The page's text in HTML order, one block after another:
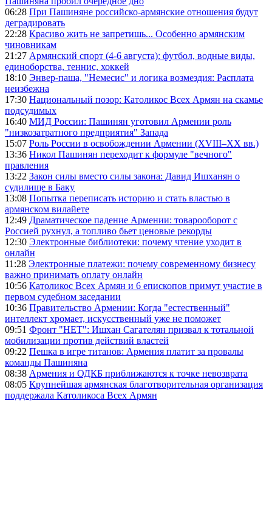
06:28 При Пашиняне российско-армянские отношения будут
деградировать
22:28 Красиво жить не запретишь... Особенно армянским
чиновникам
21:27 Армянский спорт (4-6 августа): футбол, водные виды,
единоборства, теннис, хоккей
18:10 Энвер-паша, "Немесис" и логика возмездия: Расплата
неизбежна
17:30 Национальный позор: Католикос Всех Армян на скамье
подсудимых
16:40 МИД России: Пашинян уготовил Армении роль
"низкозатратного предприятия" Запада
15:07 Роль России в освобождении Армении (XVIII–XX вв.)
13:36 Никол Пашинян переходит к формуле "вечного"
правления
13:22 Закон силы вместо силы закона: Давид Ишханян о
судилище в Баку
13:08 Попытка переписать историю и стать властью в
армянском вилайете
12:49 Драматическое падение Армении: товарооборот с
Россией рухнул, а топливо бьет ценовые рекорды
12:30 Электронные библиотеки: почему чтение уходит в
онлайн
11:28 Электронные платежи: почему современному бизнесу
важно принимать оплату онлайн
10:56 Католикос Всех Армян и 6 епископов примут участие в
первом судебном заседании
10:36 Правительство Армении: Когда "естественный"
интеллект хромает, искусственный уже не поможет
09:51 Фронт "НЕТ": Ишхан Сагателян призвал к тотальной
мобилизации против действий властей
09:22 Пешка в игре титанов: Армения платит за провалы
команды Пашиняна
08:38 Армения и ОДКБ приближаются к точке невозврата
08:05 Крупнейшая армянская благотворительная организация
поддержала Католикоса Всех Армян